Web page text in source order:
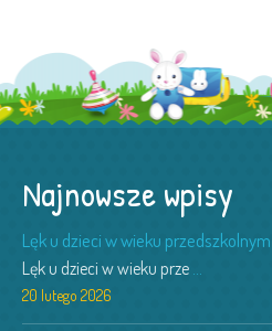
Najnowsze wpisy
Lęk u dzieci w wieku przedszkolnym
Lęk u dzieci w wieku prze ...
20 lutego 2026